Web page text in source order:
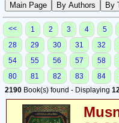
<< 1 2 3 4 5
28
29 30 31 32
54
55 56 57 58
80
81 82 83 84
2190 Book(s) found - Displaying